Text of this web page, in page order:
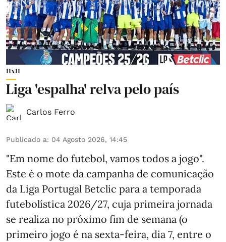
11x11
Liga 'espalha' relva pelo país
Carlos Ferro
Publicado a: 04 Agosto 2026, 14:45
"Em nome do futebol, vamos todos a jogo".
Este é o mote da campanha de comunicação
da Liga Portugal Betclic para a temporada
futebolística 2026/27, cuja primeira jornada
se realiza no próximo fim de semana (o
primeiro jogo é na sexta-feira, dia 7, entre o